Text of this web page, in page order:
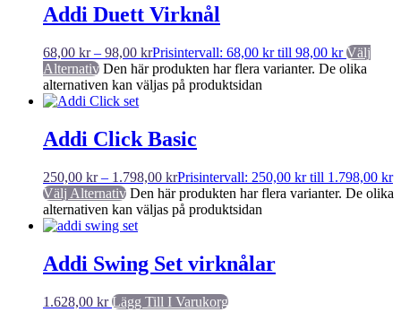
Addi Duett Virknål
68,00 kr – 98,00 krPrisintervall: 68,00 kr till 98,00 kr Välj
Alternativ Den här produkten har flera varianter. De olika
alternativen kan väljas på produktsidan
Addi Click Basic
250,00 kr – 1.798,00 krPrisintervall: 250,00 kr till 1.798,00 kr
Välj Alternativ Den här produkten har flera varianter. De olika
alternativen kan väljas på produktsidan
Addi Swing Set virknålar
1.628,00 kr Lägg Till I Varukorg